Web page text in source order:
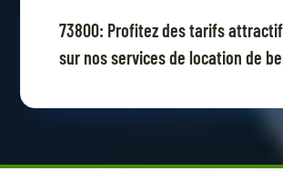
73800: Profitez des tarifs
sur nos services de location de